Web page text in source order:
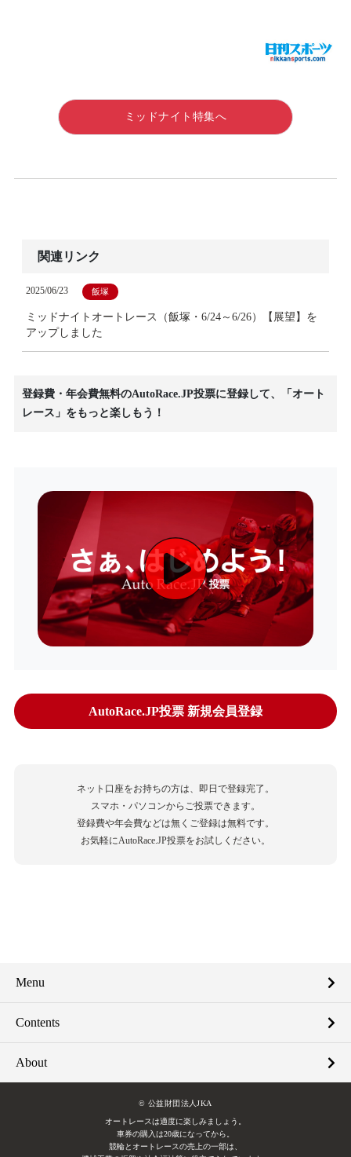
ミッドナイト特集へ
関連リンク
2025/06/23 飯塚
ミッドナイトオートレース（飯塚・6/24～6/26）【展望】を
アップしました
登録費・年会費無料のAutoRace.JP投票に登録して、「オート
レース」をもっと楽しもう！
AutoRace.JP投票 新規会員登録
ネット口座をお持ちの方は、即日で登録完了。
スマホ・パソコンからご投票できます。
登録費や年会費などは無くご登録は無料です。
お気軽にAutoRace.JP投票をお試しください。
Menu
Contents
About
© 公益財団法人JKA
オートレースは適度に楽しみましょう。
車券の購入は20歳になってから。
競輪とオートレースの売上の一部は、